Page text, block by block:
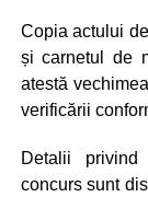
Copia actului
și carnetul de
atestă
verificării
Detalii
concurs sunt